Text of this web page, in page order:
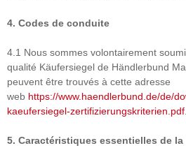
4. Codes de conduite
4.1 Nous sommes volontairement
qualité Käufersiegel de Händlerbund
peuvent être trouvés à cette adresse
web https://www.haendlerbund.de/de/
kaeufersiegel-zertifizierungskriterien.pdf
5. Caractéristiques essentielles de